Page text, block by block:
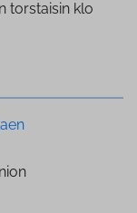
torstaisin klo